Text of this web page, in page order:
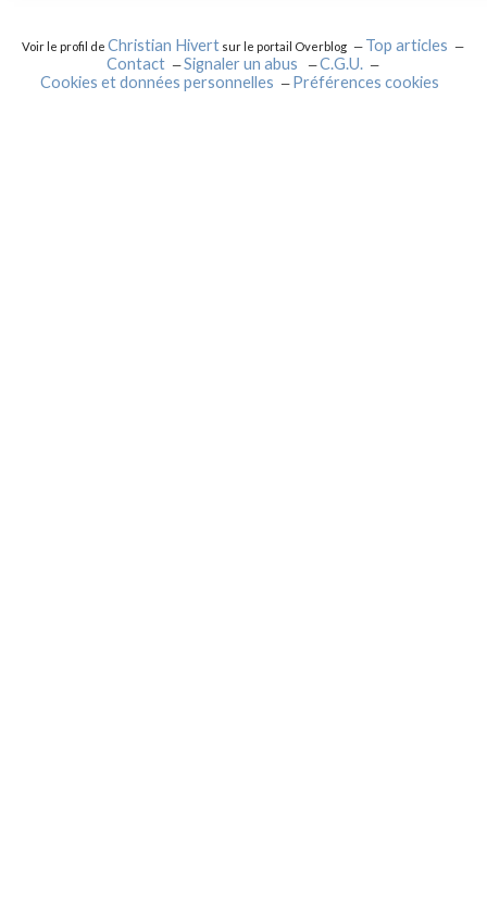
Voir le profil deChristian Hivert sur le portail Overblog
Top articles
Contact
Signaler un abus
C.G.U.
Cookies et données personnelles
Préférences cookies